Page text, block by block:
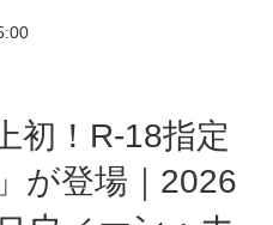
初！R-18指定
が登場｜2026